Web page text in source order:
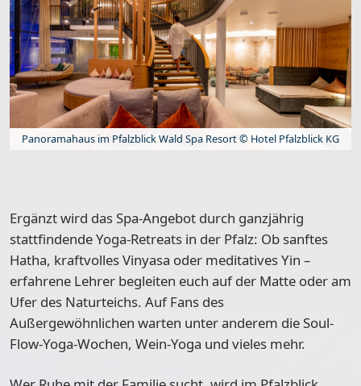
Panoramahaus im Pfalzblick Wald Spa Resort © Hotel Pfalzblick KG
Ergänzt wird das Spa-Angebot durch ganzjährig
stattfindende Yoga-Retreats in der Pfalz: Ob sanftes
Hatha, kraftvolles Vinyasa oder meditatives Yin –
erfahrene Lehrer begleiten euch auf der Matte oder am
Ufer des Naturteichs. Auf Fans des
Außergewöhnlichen warten unter anderem die Soul-
Flow-Yoga-Wochen, Wein-Yoga und vieles mehr.